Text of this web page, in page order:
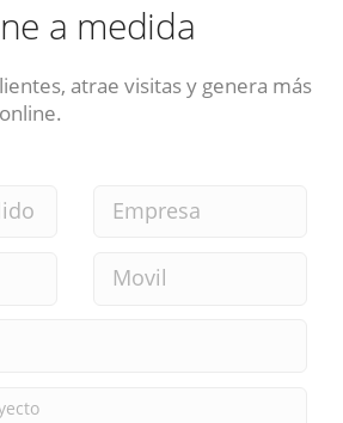
a medida
atrae visitas y genera más